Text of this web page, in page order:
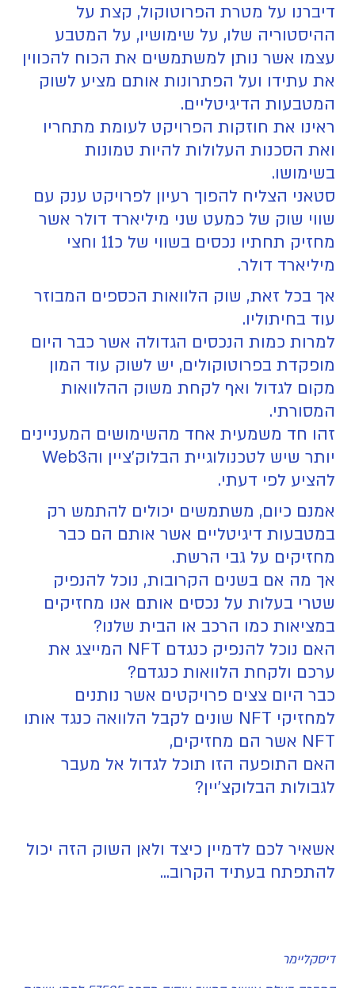
דיברנו על מטרת הפרוטוקול, קצת על
ההיסטוריה שלו, על שימושיו, על המטבע
עצמו אשר נותן למשתמשים את הכוח להכווין
את עתידו ועל הפתרונות אותם מציע לשוק
המטבעות הדיגיטליים.
ראינו את חוזקות הפרויקט לעומת מתחריו
ואת הסכנות העלולות להיות טמונות
בשימושו.
סטאני הצליח להפוך רעיון לפרויקט ענק עם
שווי שוק של כמעט שני מיליארד דולר אשר
מחזיק תחתיו נכסים בשווי של כ11 וחצי
מיליארד דולר.
אך בכל זאת, שוק הלוואות הכספים המבוזר
עוד בחיתוליו.
למרות כמות הנכסים הגדולה אשר כבר היום
מופקדת בפרוטוקולים, יש לשוק עוד המון
מקום לגדול ואף לקחת משוק ההלוואות
המסורתי.
זהו חד משמעית אחד מהשימושים המעניינים
יותר שיש לטכנולוגיית הבלוק'ציין והWeb3
להציע לפי דעתי.
אמנם כיום, משתמשים יכולים להתמש רק
במטבעות דיגיטליים אשר אותם הם כבר
מחזיקים על גבי הרשת.
אך מה אם בשנים הקרובות, נוכל להנפיק
שטרי בעלות על נכסים אותם אנו מחזיקים
במציאות כמו הרכב או הבית שלנו?
האם נוכל להנפיק כנגדם NFT המייצג את
ערכם ולקחת הלוואות כנגדם?
כבר היום צצים פרויקטים אשר נותנים
למחזיקי NFT שונים לקבל הלוואה כנגד אותו
NFT אשר הם מחזיקים,
האם התופעה הזו תוכל לגדול אל מעבר
לגבולות הבלוקצ'יין?
אשאיר לכם לדמיין כיצד ולאן השוק הזה יכול
להתפתח בעתיד הקרוב...
דיסקליימר